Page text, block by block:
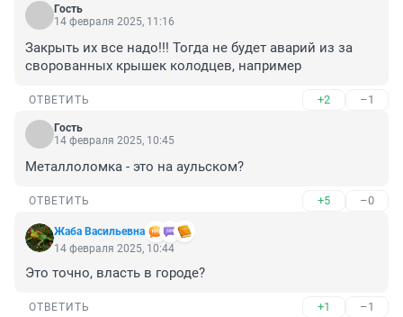
Гость
14 февраля 2025, 11:16
Закрыть их все надо!!! Тогда не будет аварий из за
сворованных крышек колодцев, например
ОТВЕТИТЬ +2 –1
Гость
14 февраля 2025, 10:45
Металлоломка - это на аульском?
ОТВЕТИТЬ +5 –0
Жаба Васильевна
14 февраля 2025, 10:44
Это точно, власть в городе?
ОТВЕТИТЬ +1 –1